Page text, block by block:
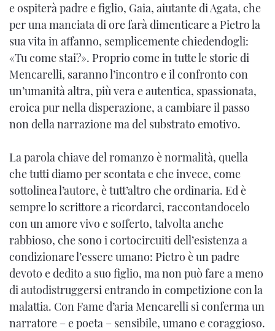
e ospiterà padre e figlio, Gaia, aiutante di Agata, che
per una manciata di ore farà dimenticare a Pietro la
sua vita in affanno, semplicemente chiedendogli:
«Tu come stai?». Proprio come in tutte le storie di
Mencarelli, saranno l’incontro e il confronto con
un’umanità altra, più vera e autentica, spassionata,
eroica pur nella disperazione, a cambiare il passo
non della narrazione ma del substrato emotivo.
La parola chiave del romanzo è normalità, quella
che tutti diamo per scontata e che invece, come
sottolinea l’autore, è tutt’altro che ordinaria. Ed è
sempre lo scrittore a ricordarci, raccontandocelo
con un amore vivo e sofferto, talvolta anche
rabbioso, che sono i cortocircuiti dell’esistenza a
condizionare l’essere umano: Pietro è un padre
devoto e dedito a suo figlio, ma non può fare a meno
di autodistruggersi entrando in competizione con la
malattia. Con Fame d’aria Mencarelli si conferma un
narratore – e poeta – sensibile, umano e coraggioso.